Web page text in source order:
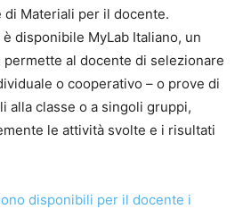
di Materiali per il docente.
è disponibile MyLab Italiano, un
al docente di selezionare
o cooperativo – o prove di
alla classe o a singoli gruppi,
le attività svolte e i risultati
disponibili per il docente i